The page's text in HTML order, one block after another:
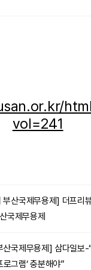
vol=241
부산국제무용제] 더프리
국제무용제
산국제무용제] 삼다일보-
로그램’ 충분해야”